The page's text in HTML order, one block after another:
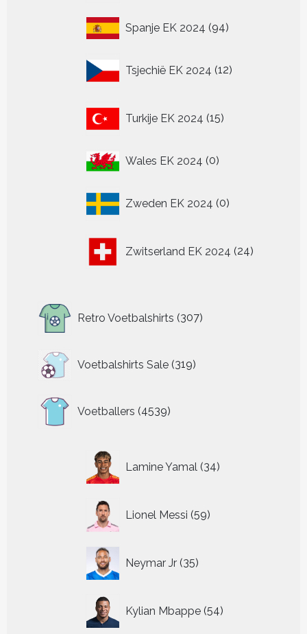
Spanje EK 2024 9494
Tsjechië EK 2024 12
producten
Turkije EK 2024 15
producten
Wales EK 2024 00
Zweden EK 2024 0
producten
Zwitserland EK 2024 24
producten
Retro Voetbalshirts 307
producten
Voetbalshirts Sale 319
319
producten
Voetballers 4539
producten
Lamine Yamal 34
producten
Lionel Messi 59
producten
Neymar Jr 35
producten
Kylian Mbappe 54
producten